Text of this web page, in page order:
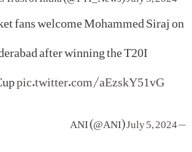
fans welcome Mohammed Siraj on
after winning the T20I
pic.twitter.com/aEzskY51vG
— ANI (@ANI)
July 5, 2024